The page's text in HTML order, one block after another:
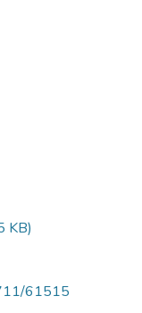
KB)
61515